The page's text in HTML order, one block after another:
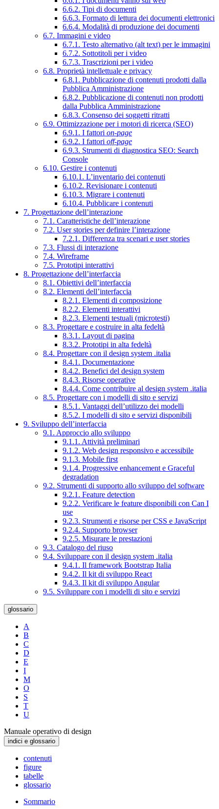
6.6.2. Tipi di documenti
6.6.3. Formato di lettura dei documenti elettronici
6.6.4. Modalità di produzione dei documenti
6.7. Immagini e video
6.7.1. Testo alternativo (alt text) per le immagini
6.7.2. Sottotitoli per i video
6.7.3. Trascrizioni per i video
6.8. Proprietà intellettuale e privacy
6.8.1. Pubblicazione di contenuti prodotti dalla
Pubblica Amministrazione
6.8.2. Pubblicazione di contenuti non prodotti
dalla Pubblica Amministrazione
6.8.3. Consenso dei soggetti ritratti
6.9. Ottimizzazione per i motori di ricerca (SEO)
6.9.1. I fattori on-page
6.9.2. I fattori off-page
6.9.3. Strumenti di diagnostica SEO: Search
Console
6.10. Gestire i contenuti
6.10.1. L’inventario dei contenuti
6.10.2. Revisionare i contenuti
6.10.3. Migrare i contenuti
6.10.4. Pubblicare i contenuti
7. Progettazione dell’interazione
7.1. Caratteristiche dell’interazione
7.2. User stories per definire l’interazione
7.2.1. Differenza tra scenari e user stories
7.3. Flussi di interazione
7.4. Wireframe
7.5. Prototipi interattivi
8. Progettazione dell’interfaccia
8.1. Obiettivi dell’interfaccia
8.2. Elementi dell’interfaccia
8.2.1. Elementi di composizione
8.2.2. Elementi interattivi
8.2.3. Elementi testuali (microtesti)
8.3. Progettare e costruire in alta fedeltà
8.3.1. Layout di pagina
8.3.2. Prototipi in alta fedeltà
8.4. Progettare con il design system .italia
8.4.1. Documentazione
8.4.2. Benefici del design system
8.4.3. Risorse operative
8.4.4. Come contribuire al design system .italia
8.5. Progettare con i modelli di sito e servizi
8.5.1. Vantaggi dell’utilizzo dei modelli
8.5.2. I modelli di sito e servizi disponibili
9. Sviluppo dell’interfaccia
9.1. Approccio allo sviluppo
9.1.1. Attività preliminari
9.1.2. Web design responsivo e accessibile
9.1.3. Mobile first
9.1.4. Progressive enhancement e Graceful
degradation
9.2. Strumenti di supporto allo sviluppo del software
9.2.1. Feature detection
9.2.2. Verificare le feature disponibili con Can I
use
9.2.3. Strumenti e risorse per CSS e JavaScript
9.2.4. Supporto browser
9.2.5. Misurare le prestazioni
9.3. Catalogo del riuso
9.4. Sviluppare con il design system .italia
9.4.1. Il framework Bootstrap Italia
9.4.2. Il kit di sviluppo React
9.4.3. Il kit di sviluppo Angular
9.5. Sviluppare con i modelli di sito e servizi
glossario
A
B
C
D
E
I
M
O
S
T
U
Manuale operativo di design
indici e glossario
contenuti
figure
tabelle
glossario
Sommario